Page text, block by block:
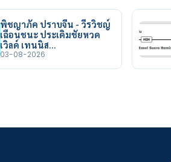
พิชญาภัค ปราบจีน - วีรวิชญ์
เฉือนชนะ ประเดิมชัยหวด
เวิลด์ เทนนิส…
03-08-2026